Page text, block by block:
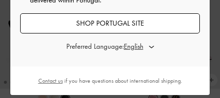
SHOP PORTUGAL SITE
Preferred Language:
Contact usif you have questions about international shipping.